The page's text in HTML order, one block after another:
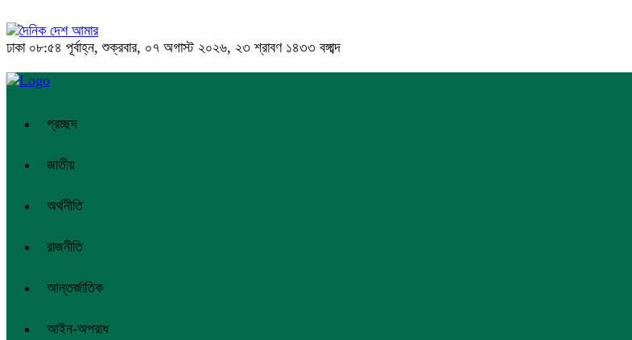
ঢাকা ০৮:৫৪ পূর্বাহ্ন, শুক্রবার, ০৭ অগাস্ট ২০২৬, ২৩ শ্রাবণ ১৪৩৩ বঙ্গাব্দ
প্রচ্ছদ
জাতীয়
অর্থনীতি
রাজনীতি
আন্তর্জাতিক
আইন-অপরাধ